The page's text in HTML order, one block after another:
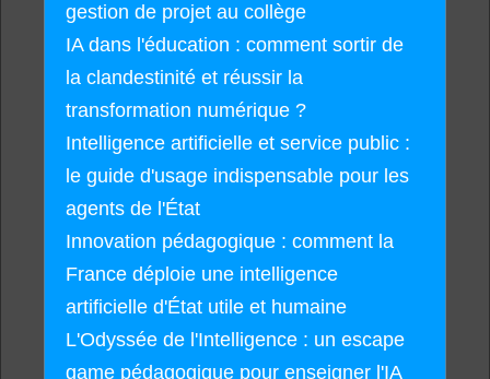
gestion de projet au collège
IA dans l'éducation : comment sortir de
la clandestinité et réussir la
transformation numérique ?
Intelligence artificielle et service public :
le guide d'usage indispensable pour les
agents de l'État
Innovation pédagogique : comment la
France déploie une intelligence
artificielle d'État utile et humaine
L'Odyssée de l'Intelligence : un escape
game pédagogique pour enseigner l'IA